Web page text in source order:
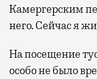
Камергерским
него. Сейчас я
На посещение
особо не было